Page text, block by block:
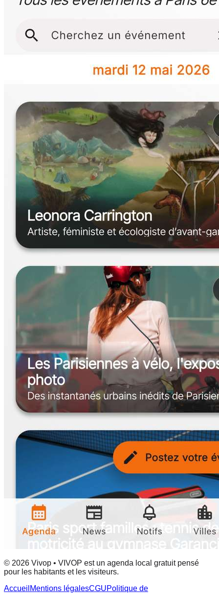
© 2026 Vivop • VIVOP est un agenda local gratuit pensé
pour les habitants et les visiteurs.
Accueil Mentions légalesCGUPolitique de